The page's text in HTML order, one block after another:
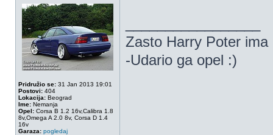
Pridružio se: 31 Jan 2013 19:01
Postovi: 404
Lokacija: Beograd
Ime: Nemanja
Opel: Corsa B 1.2 16v,Calibra 1.8
8v,Omega A 2.0 8v, Corsa D 1.4
16v
Garaza: pogledaj
Zasto Harry Poter ima
-Udario ga opel :)